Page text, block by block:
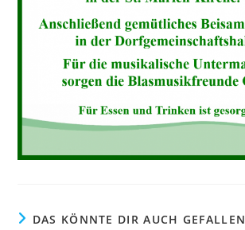
DAS KÖNNTE DIR AUCH GEFALLEN